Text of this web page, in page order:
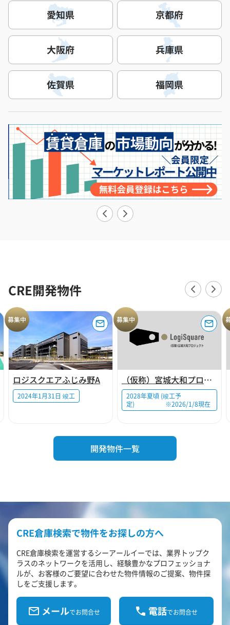
愛知県 京都府
大阪府 兵庫県
佐賀県 福岡県
CRE開発物件
募集中
ロジスクエアふじみ野A
2024年1月31日 竣工
募集中
（仮称）宮城大和プロジェクト
2028年夏頃 (竣工予
定) ※2026/1/8現在
開発物件一覧
CRE倉庫検索で物件をお探しの方へ
CRE倉庫検索を運営するシーアールイーでは、業界トップク
ラスのネットワークを活用し、経験豊かなプロフェッショナ
ルが、お客様のご要望に合わせた物件情報のご提案、物件探
しをご支援します。
メールでお問合せ 電話でお問合せ